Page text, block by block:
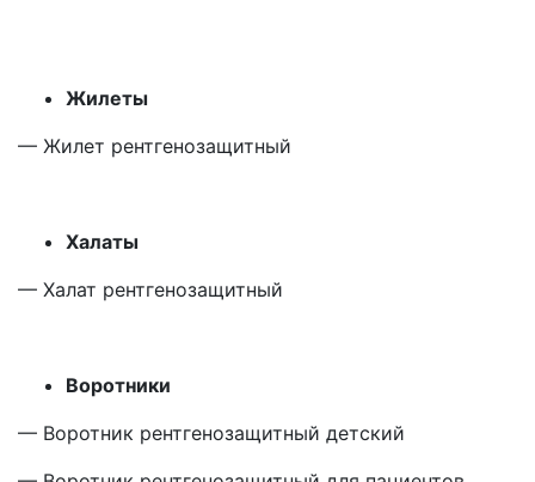
Жилеты
— Жилет рентгенозащитный
Халаты
— Халат рентгенозащитный
Воротники
— Воротник рентгенозащитный детский